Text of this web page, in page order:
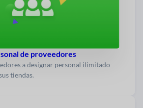
de proveedores
a designar personal ilimitado
tiendas.